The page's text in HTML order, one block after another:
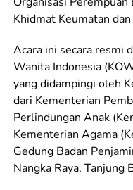
Khidmat Keumatan dan
Acara ini secara resmi
Wanita Indonesia
yang didampingi oleh
dari Kementerian
Perlindungan Anak
Kementerian Agama
Gedung Badan
Nangka Raya, Tanjung